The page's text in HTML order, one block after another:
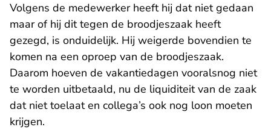
Volgens de medewerker heeft hij dat niet gedaan
maar of hij dit tegen de broodjeszaak heeft
gezegd, is onduidelijk. Hij weigerde bovendien te
komen na een oproep van de broodjeszaak.
Daarom hoeven de vakantiedagen vooralsnog niet
te worden uitbetaald, nu de liquiditeit van de zaak
dat niet toelaat en collega’s ook nog loon moeten
krijgen.